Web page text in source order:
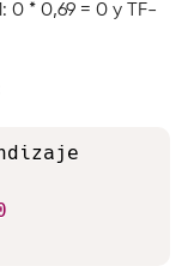
0 * 0,69 = 0 y TF-